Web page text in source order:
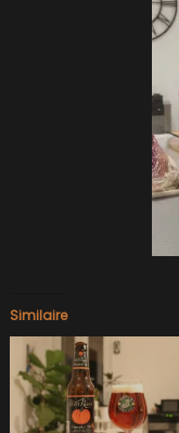
Similaire